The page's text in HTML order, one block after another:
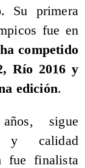
Su primera
fue en
competido
Río 2016 y
edición.
sigue
y calidad
fue finalista